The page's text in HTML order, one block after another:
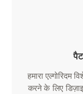
हमारा एल्गोरिदम
करने के लिए